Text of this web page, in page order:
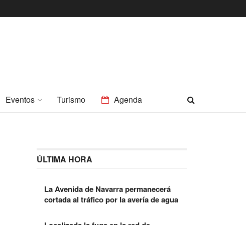
Eventos Turismo Agenda
ÚLTIMA HORA
La Avenida de Navarra permanecerá
cortada al tráfico por la avería de agua